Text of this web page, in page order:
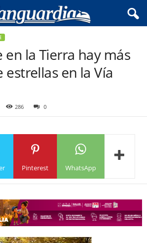
en la Tierra hay más
estrellas en la Vía
286 0
Pinterest WhatsApp